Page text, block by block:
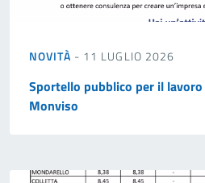
NOVITÀ - 11 LUGLIO 2026
Sportello pubblico per il
Monviso